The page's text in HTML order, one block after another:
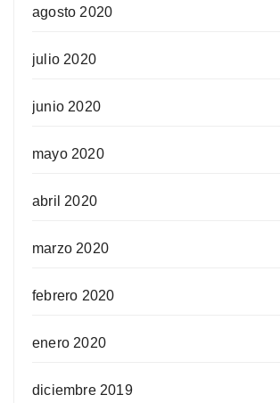
agosto 2020
julio 2020
junio 2020
mayo 2020
abril 2020
marzo 2020
febrero 2020
enero 2020
diciembre 2019